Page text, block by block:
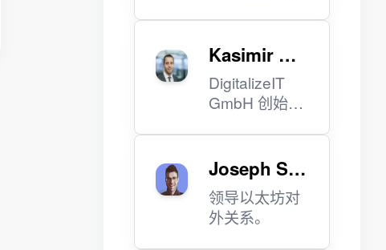
Kasimir Bla
ser
DigitalizeIT
GmbH 创始
Joseph Sc
hweitzer
领导以太坊对
外关系。